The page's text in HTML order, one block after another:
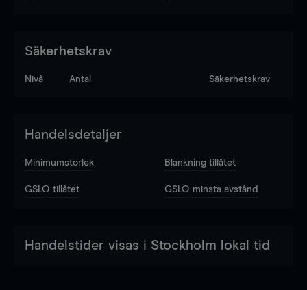
Säkerhetskrav
Nivå Antal Säkerhetskrav
Handelsdetaljer
Minimumstorlek Blankning tillåtet
GSLO tillåtet GSLO minsta avstånd
Handelstider visas i Stockholm lokal tid